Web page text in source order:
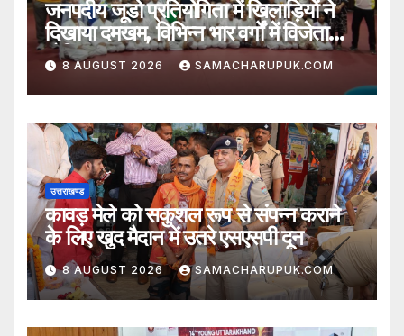
जनपदीय जूडो प्रतियोगिता में खिलाड़ियों ने
दिखाया दमखम, विभिन्न भार वर्गों में विजेता
घोषित
8 AUGUST 2026 SAMACHARUPUK.COM
उत्तराखण्ड
कावड़ मेले को सकुशल रूप से संपन्न कराने
के लिए खुद मैदान में उतरे एसएसपी दून
8 AUGUST 2026 SAMACHARUPUK.COM